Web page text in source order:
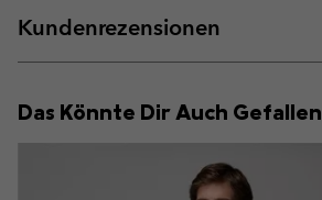
Kundenrezensionen
Das Könnte Dir Auch Gefallen